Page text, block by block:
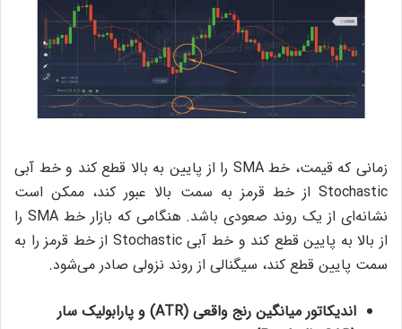
زمانی که قیمت، خط SMA را از پایین به بالا قطع کند و خط آبی
Stochastic از خط قرمز به سمت بالا عبور کند، ممکن است
نشانه‌ای از یک روند صعودی باشد. هنگامی که بازار خط SMA را
از بالا به پایین قطع کند و خط آبی Stochastic از خط قرمز را به
سمت پایین قطع کند، سیگنالی از روند نزولی صادر می‌شود.
اندیکاتور میانگین رنج واقعی (ATR) و پارابولیک سار